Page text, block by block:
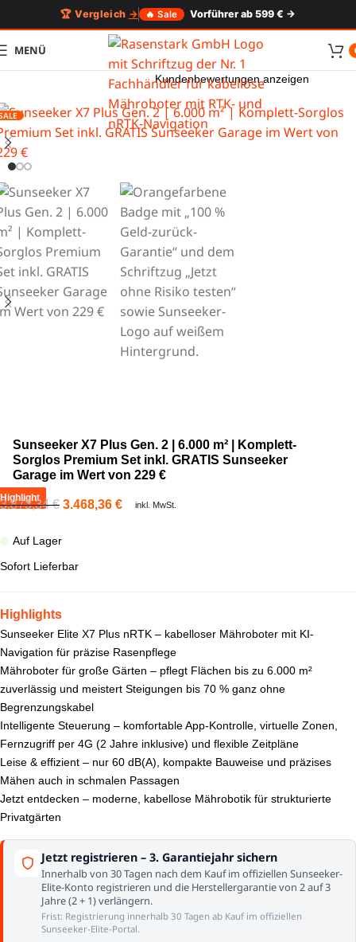
🏆 Vergleich → 🔥 Sale Vorführer ab 599 € →
MENÜ
Kundenbewertungen anzeigen
Sunseeker X7 Plus Gen. 2 | 6.000 m² | Komplett-
Sorglos Premium Set inkl. GRATIS Sunseeker
Garage im Wert von 229 €
Highlight
3.873,34€ 3.468,36 € inkl. MwSt.
Auf Lager
Sofort Lieferbar
Highlights
Sunseeker Elite X7 Plus nRTK – kabelloser Mähroboter mit KI-
Navigation für präzise Rasenpflege
Mähroboter für große Gärten – pflegt Flächen bis zu 6.000 m²
zuverlässig und meistert Steigungen bis 70 % ganz ohne
Begrenzungskabel
Intelligente Steuerung – komfortable App-Kontrolle, virtuelle Zonen,
Fernzugriff per 4G (2 Jahre inklusive) und flexible Zeitpläne
Leise & effizient – nur 60 dB(A), kompakte Bauweise und präzises
Mähen auch in schmalen Passagen
Jetzt entdecken – moderne, kabellose Mährobotik für strukturierte
Privatgärten
Jetzt registrieren – 3. Garantiejahr sichern
Innerhalb von 30 Tagen nach dem Kauf im offiziellen Sunseeker-
Elite-Konto registrieren und die Herstellergarantie von 2 auf 3
Jahre (2 + 1) verlängern.
Frist: Registrierung innerhalb 30 Tagen ab Kauf im offiziellen
Sunseeker-Elite-Portal.